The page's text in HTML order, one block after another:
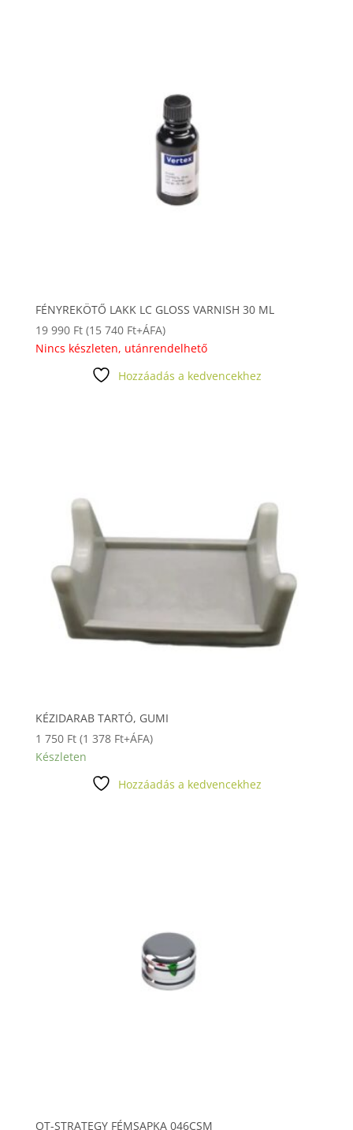
FÉNYREKÖTŐ LAKK LC GLOSS VARNISH 30 ML
19 990 Ft (15 740 Ft+ÁFA)
Nincs készleten, utánrendelhető
Hozzáadás a kedvencekhez
KÉZIDARAB TARTÓ, GUMI
1 750 Ft (1 378 Ft+ÁFA)
Készleten
Hozzáadás a kedvencekhez
OT-STRATEGY FÉMSAPKA 046CSM